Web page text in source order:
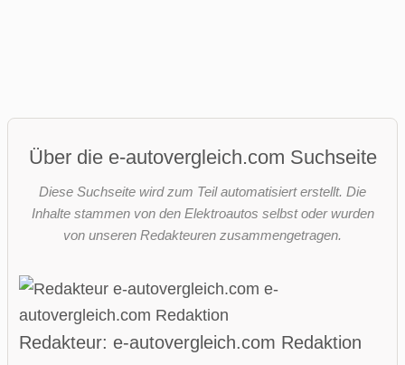
Über die e-autovergleich.com Suchseite
Diese Suchseite wird zum Teil automatisiert erstellt. Die
Inhalte stammen von den Elektroautos selbst oder wurden
von unseren Redakteuren zusammengetragen.
Redakteur: e-autovergleich.com Redaktion